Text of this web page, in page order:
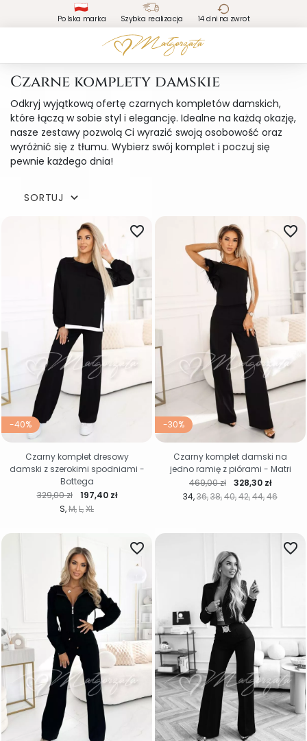
Polska marka Szybka realizacja 14 dni na zwrot
Czarne komplety damskie
Odkryj wyjątkową ofertę czarnych kompletów damskich,
które łączą w sobie styl i elegancję. Idealne na każdą okazję,
nasze zestawy pozwolą Ci wyrazić swoją osobowość oraz
wyróżnić się z tłumu. Wybierz swój komplet i poczuj się
pewnie każdego dnia!
SORTUJ 
-40%
S M L XL
favorite_border
Cena regularna
329,00 zł Cena
197,40 zł
Czarny komplet dresowy
damski z szerokimi spodniami -
Bottega
-30%
34 36 38 40 42 44 46
favorite_border
Cena regularna
469,00 zł Cena
328,30 zł
Czarny komplet damski na
jedno ramię z piórami - Matri
favorite_border favorite_border